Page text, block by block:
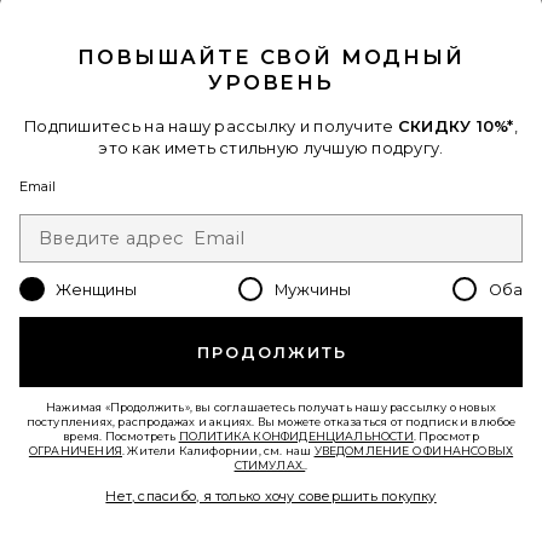
ЮБКА LOGO RIBBED MINI
Alexander Wang
Favorite РУБАШКА WRAP WITH CRYSTAL STUD COLLAR
ПОВЫШАЙТЕ СВОЙ МОДНЫЙ
УРОВЕНЬ
Подпишитесь на нашу рассылку и получите СКИДКУ 10%*
это как иметь стильную лучшую подругу.
Email
Женщины Мужчины Оба
ПРОДОЛЖИТЬ
Нажимая «Продолжить», вы соглашаетесь получать нашу рассылку о новых
поступлениях, распродажах и акциях. Вы можете отказаться от подписки в любое
время. Посмотреть ПОЛИТИКА КОНФИДЕНЦИАЛЬНОСТИ . Просмотр
ОГРАНИЧЕНИЯ . Жители Калифорнии, см. наш УВЕДОМЛЕНИЕ О ФИНАНСОВЫХ
СТИМУЛАХ.
Нет, спасибо, я только хочу совершить покупку